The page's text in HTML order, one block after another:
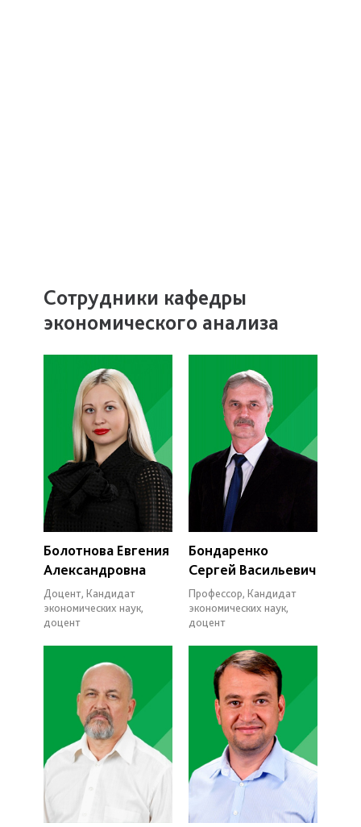
Сотрудники кафедры
экономического анализа
Болотнова Евгения
Александровна
Доцент, Кандидат
экономических наук,
доцент
Бондаренко
Сергей Васильевич
Профессор, Кандидат
экономических наук,
доцент